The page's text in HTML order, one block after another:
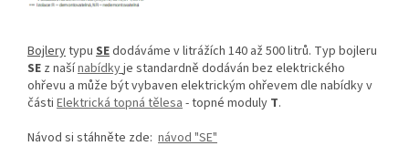
Bojlerytypu SEdodáváme v litrážích 140 až 500 litrů. Typ bojleru
SE z našínabídkyje standardně dodáván bez elektrického
ohřevu a může být vybaven elektrickým ohřevem dle nabídky v
části Elektrická topná tělesa - topné moduly T.
Návod si stáhněte zde: návod "SE"